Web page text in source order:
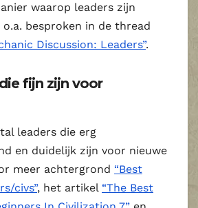
waarop leaders zijn
besproken in de thread
Discussion: Leaders”.
fijn zijn voor
leaders die erg
en duidelijk zijn voor nieuwe
meer achtergrond “Best
civs”, het artikel “The Best